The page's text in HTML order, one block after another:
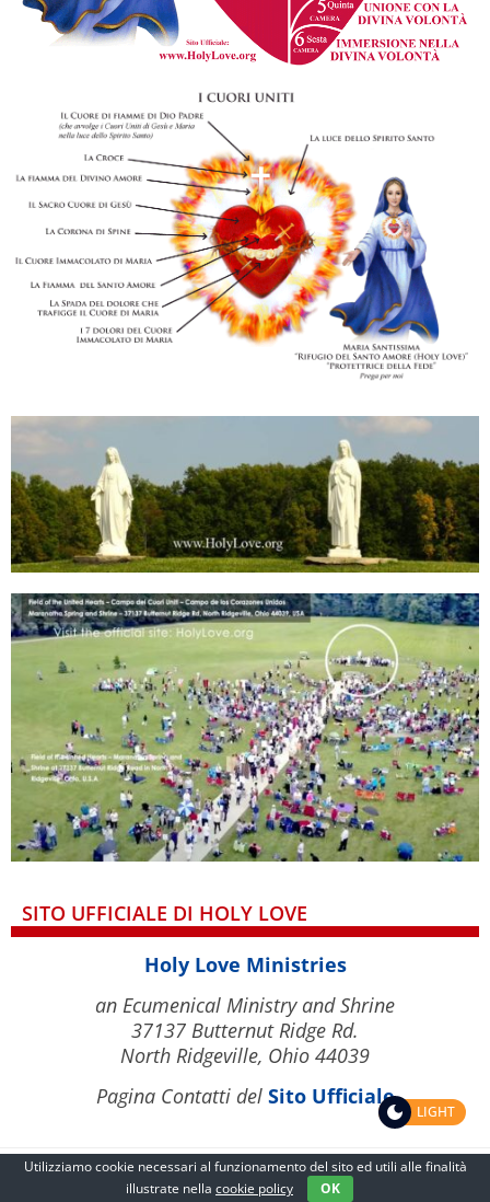
SITO UFFICIALE DI HOLY LOVE
Holy Love Ministries
an Ecumenical Ministry and Shrine
37137 Butternut Ridge Rd.
North Ridgeville, Ohio 44039
Pagina Contatti del Sito Ufficiale
Utilizziamo cookie necessari al funzionamento del sito ed utili alle finalità
illustrate nella cookie policy OK
LIGHT